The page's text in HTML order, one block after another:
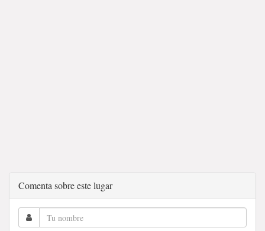
Comenta sobre este lugar